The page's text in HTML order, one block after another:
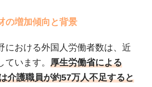
の増加傾向と背景
における外国人労働者数は、近
います。 厚生労働省による
介護職員が約57万人不足すると